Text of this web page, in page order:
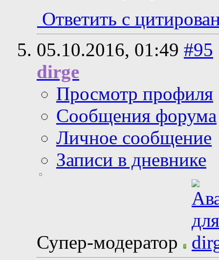
Ответить с
05.10.2016, 01:49 #95
dirge
Просмотр профиля
Сообщения форума
Личное сообщение
Записи в дневнике
Супер-модератор